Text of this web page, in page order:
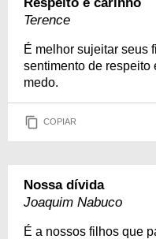
Terence
É melhor sujeitar seus
sentimento de respeito
medo.
COPIAR
Nossa dívida
Joaquim Nabuco
É a nossos filhos que